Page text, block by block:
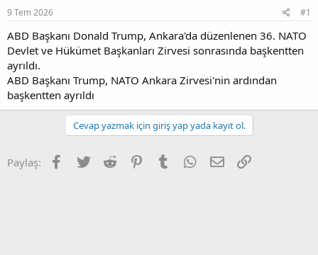
u
b
a
l
a
t
a
n
g
ı
ç
t
a
i
h
i
9 Tem 2026 #1
ABD Başkanı Donald Trump, Ankara'da düzenlenen 36.⁠ NATO
Devlet ve Hükümet Başkanları Zirvesi sonrasında başkentten
ayrıldı.
ABD Başkanı Trump, NATO Ankara Zirvesi'nin ardından
başkentten ayrıldı
Cevap yazmak için giriş yap yada kayıt ol.
Paylaş: Facebook
Twitter Reddit PinterestTumblr WhatsApp
E-posta